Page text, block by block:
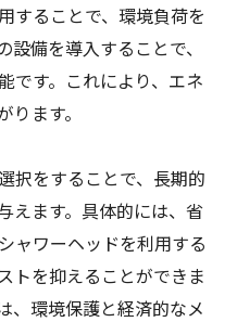
することで、環境負荷を
備を導入することで、
です。これにより、エネ
ます。
択をすることで、長期的
えます。具体的には、省
ャワーヘッドを利用する
トを抑えることができま
、環境保護と経済的なメ